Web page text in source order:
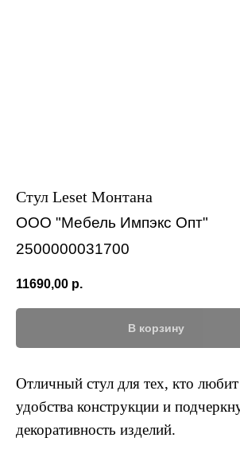
Стул Leset Монтана
ООО "Мебель Импэкс Опт"
2500000031700
11690,00 р.
В корзину
Отличный стул для тех, кто любит
удобства конструкции и
декоративность изделий.